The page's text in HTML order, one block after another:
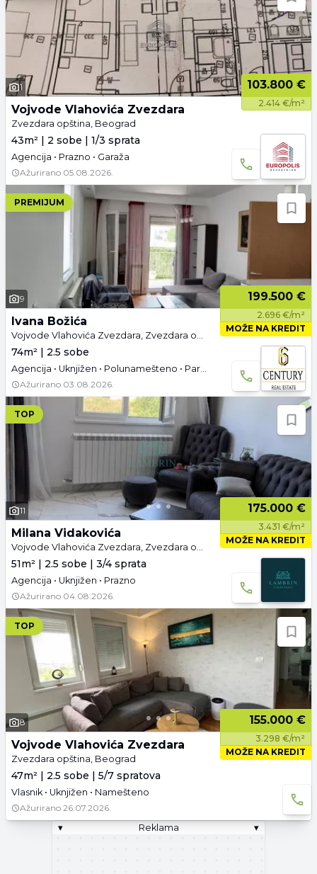
1 103.800 €
2.414 €/m²
Vojvode Vlahovića Zvezdara
Zvezdara opština, Beograd
43m² | 2 sobe | 1/3 sprata
Agencija • Prazno • Garaža
Ažurirano 05.08.2026.
PREMIJUM
9 199.500 €
2.696 €/m²
MOŽE NA KREDIT
Ivana Božića
Vojvode Vlahovića Zvezdara, Zvezdara opština, Beograd
74m² | 2.5 sobe
Agencija • Uknjižen • Polunamešteno • Parking
Ažurirano 03.08.2026.
TOP
11 175.000 €
3.431 €/m²
MOŽE NA KREDIT
Milana Vidakovića
Vojvode Vlahovića Zvezdara, Zvezdara opština, Beograd
51m² | 2.5 sobe | 3/4 sprata
Agencija • Uknjižen • Prazno
Ažurirano 04.08.2026.
TOP
8 155.000 €
3.298 €/m²
MOŽE NA KREDIT
Vojvode Vlahovića Zvezdara
Zvezdara opština, Beograd
47m² | 2.5 sobe | 5/7 spratova
Vlasnik • Uknjižen • Namešteno
Ažurirano 26.07.2026.
▾
Reklama ▾